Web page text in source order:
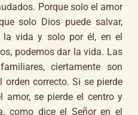
Porque solo el amor
solo Dios puede salvar,
vida y solo por él, en el
podemos dar la vida. Las
ciertamente son
correcto. Si se pierde
amor, se pierde el centro y
como dice el Señor en el